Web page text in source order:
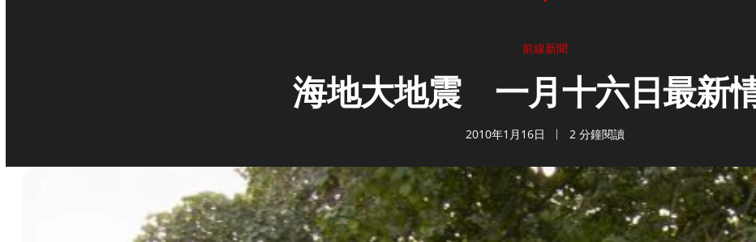
前線新聞
海地大地震 一月十六日最新
2010年1月16日 2 分鐘閱讀